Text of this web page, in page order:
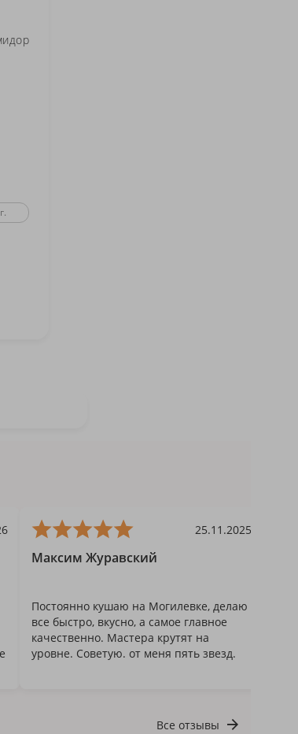
09:00–23:00
10:00–23:00
09:00–22:00
10:00–22:00
25.11.2025
Максим Журавский
Постоянно кушаю на Могилевке, делаю
все быстро, вкусно, а самое главное
качественно. Мастера крутят на
уровне. Советую. от меня пять звезд.
Все отзывы